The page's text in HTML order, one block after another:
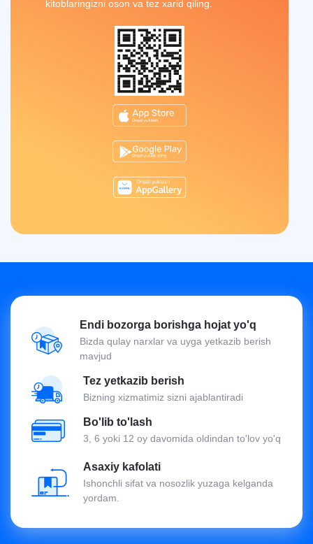
kitoblaringizni oson va tez xarid qiling.
Endi bozorga borishga hojat yo'q
Bizda qulay narxlar va uyga yetkazib berish
mavjud
Tez yetkazib berish
Bizning xizmatimiz sizni ajablantiradi
Bo'lib to'lash
3, 6 yoki 12 oy davomida oldindan to'lov yo'q
Asaxiy kafolati
Ishonchli sifat va nosozlik yuzaga kelganda
yordam.